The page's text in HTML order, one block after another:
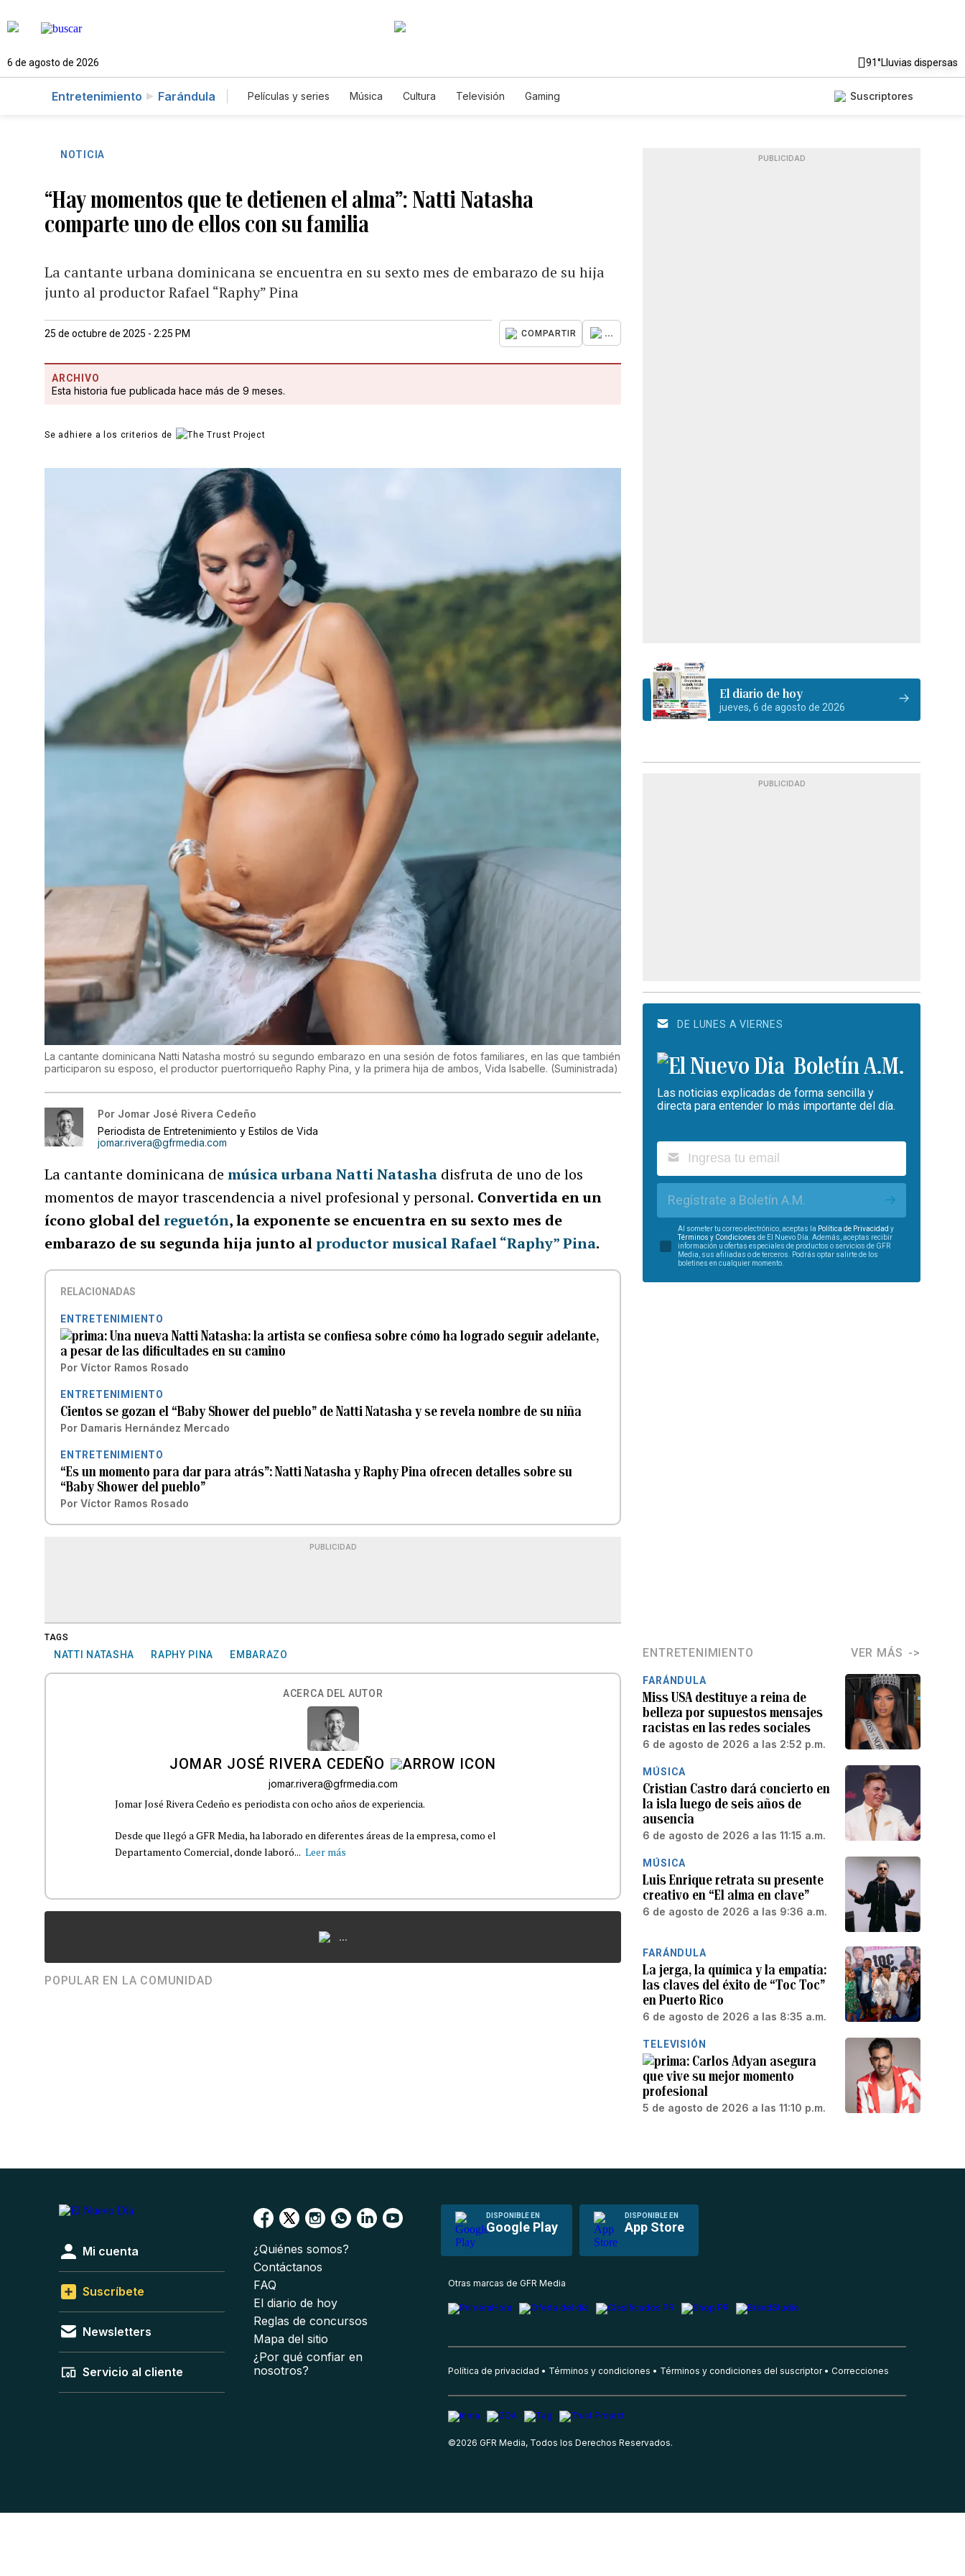
6 de agosto de 2026 91°Lluvias dispersas
Entretenimiento Farándula Películas y series Música Cultura Televisión Gaming Suscriptores
NOTICIA
“Hay momentos que te detienen el alma”: Natti Natasha
comparte uno de ellos con su familia
La cantante urbana dominicana se encuentra en su sexto mes de embarazo de su hija
junto al productor Rafael “Raphy” Pina
25 de octubre de 2025 - 2:25 PM COMPARTIR ...
ARCHIVO
Esta historia fue publicada hace más de 9 meses.
Se adhiere a los criterios de
La cantante dominicana Natti Natasha mostró su segundo embarazo en una sesión de fotos familiares, en las que también
participaron su esposo, el productor puertorriqueño Raphy Pina, y la primera hija de ambos, Vida Isabelle. (Suministrada)
Por Jomar José Rivera Cedeño
Periodista de Entretenimiento y Estilos de Vida
jomar.rivera@gfrmedia.com
La cantante dominicana demúsica urbanaNatti Natasha disfruta de uno de los
momentos de mayor trascendencia a nivel profesional y personal. Convertida en un
ícono global delreguetón, la exponente se encuentra en su sexto mes de
embarazo de su segunda hija junto alproductor musical Rafael “Raphy” Pina.
RELACIONADAS
ENTRETENIMIENTO
Una nueva Natti Natasha: la artista se confiesa sobre cómo ha logrado seguir adelante,
a pesar de las dificultades en su camino
Por Víctor Ramos Rosado
ENTRETENIMIENTO
Cientos se gozan el “Baby Shower del pueblo” de Natti Natasha y se revela nombre de su niña
Por Damaris Hernández Mercado
ENTRETENIMIENTO
“Es un momento para dar para atrás”: Natti Natasha y Raphy Pina ofrecen detalles sobre su
“Baby Shower del pueblo”
Por Víctor Ramos Rosado
PUBLICIDAD
TAGS
NATTI NATASHA RAPHY PINA EMBARAZO
ACERCA DEL AUTOR
JOMAR JOSÉ RIVERA CEDEÑO
jomar.rivera@gfrmedia.com
Jomar José Rivera Cedeño es periodista con ocho años de experiencia.
Desde que llegó a GFR Media, ha laborado en diferentes áreas de la empresa, como el
Departamento Comercial, donde laboró... Leer más
...
POPULAR EN LA COMUNIDAD
PUBLICIDAD
El diario de hoy
jueves, 6 de agosto de 2026
PUBLICIDAD
DE LUNES A VIERNES
Boletín A.M.
Las noticias explicadas de forma sencilla y
directa para entender lo más importante del día.
Regístrate a Boletín A.M.
Al someter tu correo electrónico, aceptas la Política de Privacidad y
Términos y Condiciones de El Nuevo Día. Además, aceptas recibir
información u ofertas especiales de productos o servicios de GFR
Media, sus afiliadas o de terceros. Podrás optar salirte de los
boletines en cualquier momento.
ENTRETENIMIENTO VER MÁS
FARÁNDULA
Miss USA destituye a reina de
belleza por supuestos mensajes
racistas en las redes sociales
6 de agosto de 2026 a las 2:52 p.m.
MÚSICA
Cristian Castro dará concierto en
la isla luego de seis años de
ausencia
6 de agosto de 2026 a las 11:15 a.m.
MÚSICA
Luis Enrique retrata su presente
creativo en “El alma en clave”
6 de agosto de 2026 a las 9:36 a.m.
FARÁNDULA
La jerga, la química y la empatía:
las claves del éxito de “Toc Toc”
en Puerto Rico
6 de agosto de 2026 a las 8:35 a.m.
TELEVISIÓN
Carlos Adyan asegura
que vive su mejor momento
profesional
5 de agosto de 2026 a las 11:10 p.m.
DISPONIBLE EN
Google Play
DISPONIBLE EN
App Store
Mi cuenta
Suscríbete
Newsletters
Servicio al cliente
¿Quiénes somos?
Contáctanos
FAQ
El diario de hoy
Reglas de concursos
Mapa del sitio
¿Por qué confiar en
nosotros?
Otras marcas de GFR Media
Política de privacidad Términos y condiciones Términos y condiciones del suscriptor Correcciones
©2026 GFR Media, Todos los Derechos Reservados.